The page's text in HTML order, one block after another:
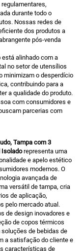
durante todo o
Nossas redes de
dos produtos a
pós-venda
alinhado com a
no setor de utensílios
minimizam o desperdício
contribuindo para a
a qualidade do produto.
com consumidores e
parcerias com
Tampa com 3
Isoladorepresenta uma
e apelo estético
modernos. O
avançada de
versátil de tampa, cria
de aplicação,
pelo mercado atual.
de design inovadores e
de copos térmicos
de bebidas de
a satisfação do cliente e
características de